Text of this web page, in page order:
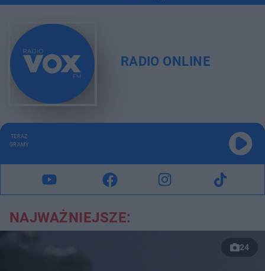
RADIO ONLINE
TERAZ
GRAMY
NAJWAŻNIEJSZE:
24